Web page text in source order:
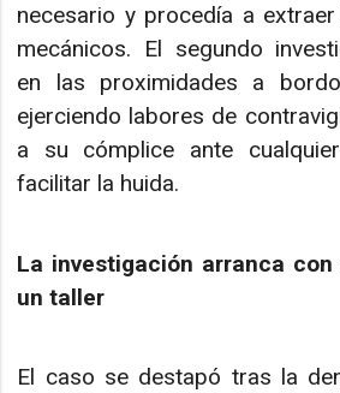
necesario y procedía a
mecánicos. El segundo
en las proximidades a
ejerciendo labores de
a su cómplice ante
facilitar la huida.
La investigación arranca
un taller
El caso se destapó tras la